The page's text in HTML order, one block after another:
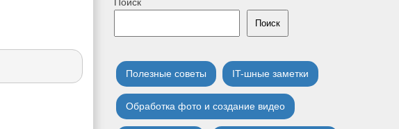
Поиск
Поиск
Полезные советы IT-шные заметки
Обработка фото и создание видео